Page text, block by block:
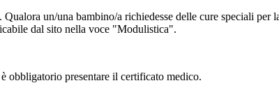
un/una bambino/a richiedesse delle cure speciali per
dal sito nella voce "Modulistica".
obbligatorio presentare il certificato medico.